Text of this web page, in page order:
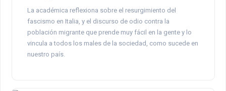
La académica reflexiona sobre el resurgimiento del
fascismo en Italia, y el discurso de odio contra la
población migrante que prende muy fácil en la gente y lo
vincula a todos los males de la sociedad, como sucede en
nuestro país.